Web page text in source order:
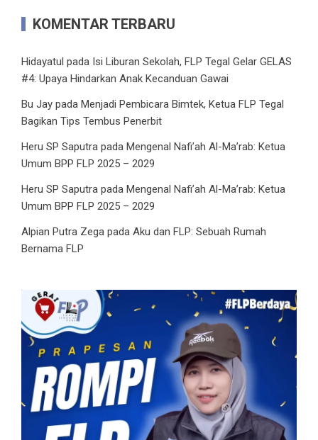
KOMENTAR TERBARU
Hidayatul pada Isi Liburan Sekolah, FLP Tegal Gelar GELAS
#4: Upaya Hindarkan Anak Kecanduan Gawai
Bu Jay pada Menjadi Pembicara Bimtek, Ketua FLP Tegal
Bagikan Tips Tembus Penerbit
Heru SP Saputra pada Mengenal Nafi’ah Al-Ma’rab: Ketua
Umum BPP FLP 2025 – 2029
Heru SP Saputra pada Mengenal Nafi’ah Al-Ma’rab: Ketua
Umum BPP FLP 2025 – 2029
Alpian Putra Zega pada Aku dan FLP: Sebuah Rumah
Bernama FLP